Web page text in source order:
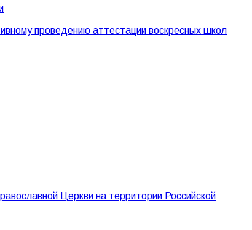
проведению аттестации воскресных школ
Церкви на территории Российской